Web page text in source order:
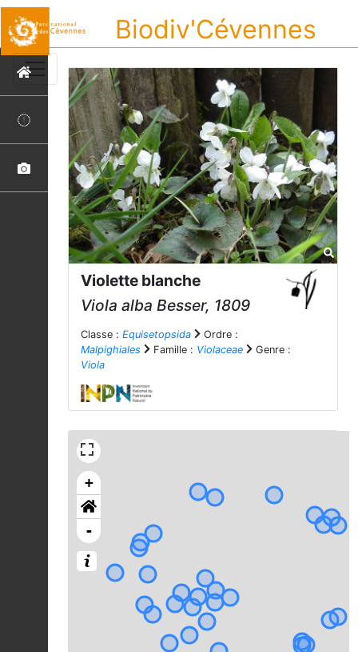
Biodiv'Cévennes
Violette blanche
Viola alba Besser, 1809
Classe : Equisetopsida
Ordre :
Malpighiales
Famille : Violaceae
Genre :
Viola
+
-